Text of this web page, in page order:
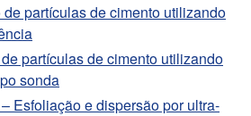
partículas de cimento utilizando
partículas de cimento utilizando
sonda
Esfoliação e dispersão por ultra-